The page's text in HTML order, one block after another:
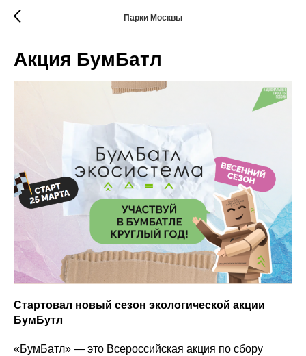
Парки Москвы
Акция БумБатл
Стартовал новый сезон экологической акции
БумБутл
«БумБатл» — это Всероссийская акция по сбору